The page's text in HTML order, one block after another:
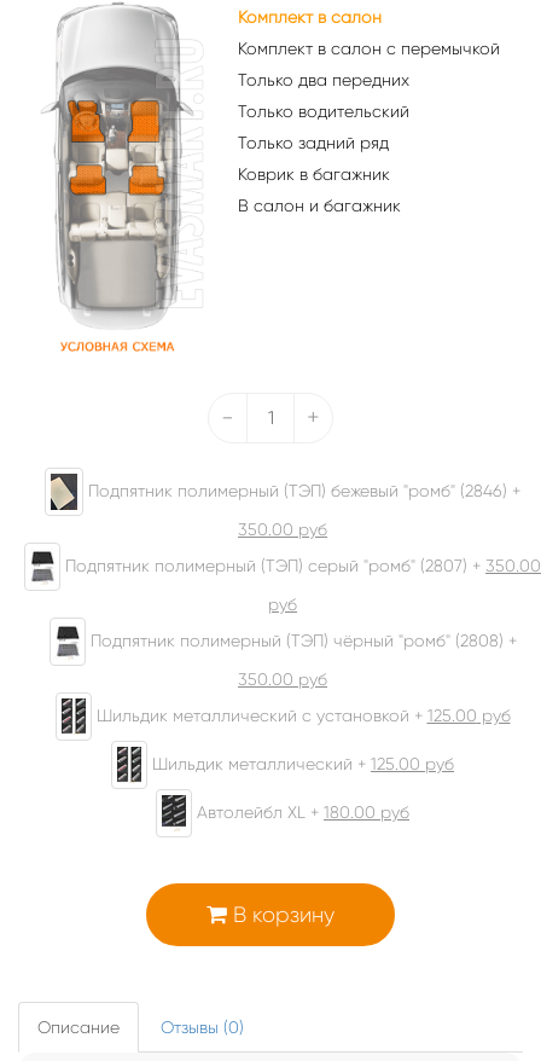
Комплект в салон
Комплект в салон с перемычкой
Только два передних
Только водительский
Только задний ряд
Коврик в багажник
В салон и багажник
- +
Подпятник полимерный (ТЭП) бежевый "ромб" (2846) +
350.00 руб
Подпятник полимерный (ТЭП) серый "ромб" (2807) + 350.00
руб
Подпятник полимерный (ТЭП) чёрный "ромб" (2808) +
350.00 руб
Шильдик металлический с установкой + 125.00 руб
Шильдик металлический + 125.00 руб
Автолейбл XL + 180.00 руб
В корзину
Описание Отзывы (0)